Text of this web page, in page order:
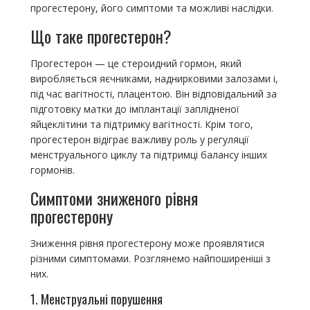
прогестерону, його симптоми та можливі наслідки.
Що таке прогестерон?
Прогестерон — це стероидний гормон, який
виробляється яєчниками, наднирковими залозами і,
під час вагітності, плацентою. Він відповідальний за
підготовку матки до імплантації заплідненої
яйцеклітини та підтримку вагітності. Крім того,
прогестерон відіграє важливу роль у регуляції
менструального циклу та підтримці балансу інших
гормонів.
Симптоми зниженого рівня
прогестерону
Зниження рівня прогестерону може проявлятися
різними симптомами. Розглянемо найпоширеніші з
них.
1. Менструальні порушення